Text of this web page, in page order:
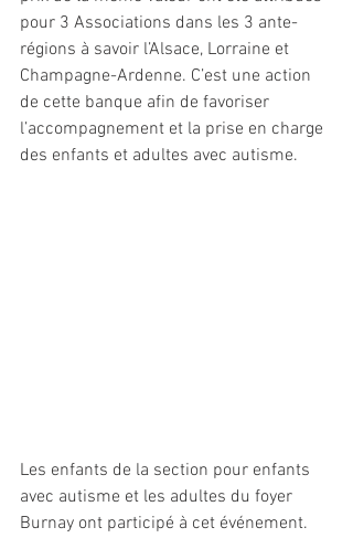
pour 3 Associations dans les 3 ante-
régions à savoir l’Alsace, Lorraine et
Champagne-Ardenne. C’est une action
de cette banque afin de favoriser
l’accompagnement et la prise en charge
des enfants et adultes avec autisme.
Les enfants de la section pour enfants
avec autisme et les adultes du foyer
Burnay ont participé à cet événement.